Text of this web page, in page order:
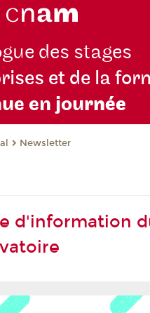
des stages
et de la
en journée
Newsletter
d'information